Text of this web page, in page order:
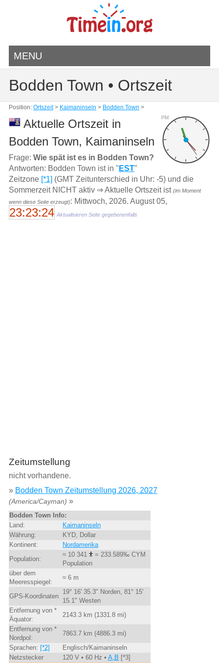
MENU
Bodden Town • Ortszeit
Position: Ortszeit> Kaimaninseln > Bodden Town >
PM
Aktuelle Ortszeit in
Bodden Town, Kaimaninseln
Frage: Wie spät ist es in Bodden Town?
Antworten: Bodden Town ist in " EST"
Zeitzone [*1] (GMT Zeitunterschied in Uhr: -5) und die
Sommerzeit NICHT aktiv ⇒ Aktuelle Ortszeit ist (im Moment
wenn diese Seite erzeugt): Mittwoch, 2026. August 05,
23:23:24 Aktualisieren Seite gegebenenfalls
Zeitumstellung
nicht vorhandene.
» Bodden Town Zeitumstellung 2026, 2027
(America/Cayman) »
Bodden Town Info:
Land:
Kaimaninseln
Währung:
KYD, Dollar
Kontinent:
Nordamerika
Population:
≈ 10 341
= 233.589‰ CYM
Population
über dem
Meeresspiegel:
≈ 6 m
GPS-Koordinaten
19° 16' 35.3" Norden, 81° 15'
15.1" Westen
Entfernung von *
Äquator:
2143.3 km (1331.8 mi)
Entfernung von *
Nordpol:
7863.7 km (4886.3 mi)
Sprachen: [*2]
Englisch/Kaimaninseln
Netzstecker
120 V • 60 Hz • A,B [*3]